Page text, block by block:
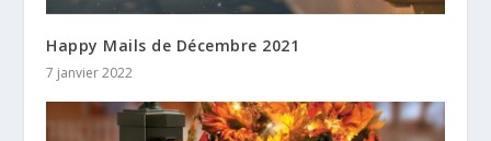
Happy Mails de Décembre 2021
7 janvier 2022